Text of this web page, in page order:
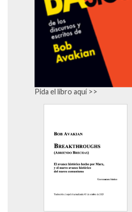
Pida el libro aquí>>